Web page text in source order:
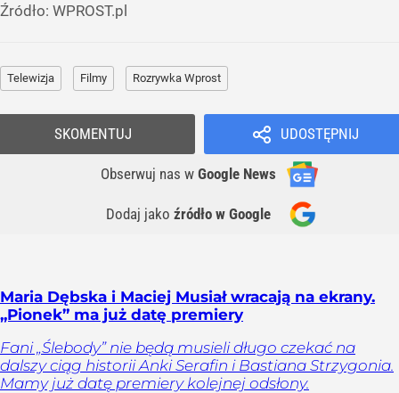
Źródło: WPROST.pl
Telewizja Filmy Rozrywka Wprost
UDOSTĘPNIJ
Obserwuj nas w Google News
Dodaj jako źródło w Google
SKOMENTUJ
Maria Dębska i Maciej Musiał wracają na ekrany.
„Pionek” ma już datę premiery
Fani „Ślebody” nie będą musieli długo czekać na
dalszy ciąg historii Anki Serafin i Bastiana Strzygonia.
Mamy już datę premiery kolejnej odsłony.